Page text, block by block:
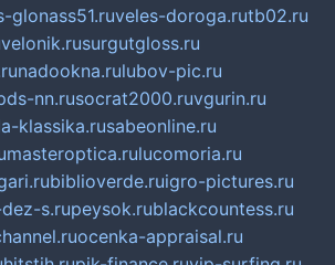
glonass51.ruveles-doroga.rutb02.ru
velonik.rusurgutgloss.ru
nadookna.rulubov-pic.ru
nn.rusocrat2000.ruvgurin.ru
klassika.rusabeonline.ru
masteroptica.rulucomoria.ru
biblioverde.ruigro-pictures.ru
s.rupeysok.rublackcountess.ru
ocenka-appraisal.ru